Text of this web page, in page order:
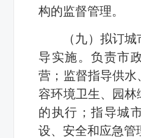
构的监督管理。
（九）拟订
导实施。负责市
营；监督指导供
容环境卫生、园
的执行；指导城
设、安全和应急管